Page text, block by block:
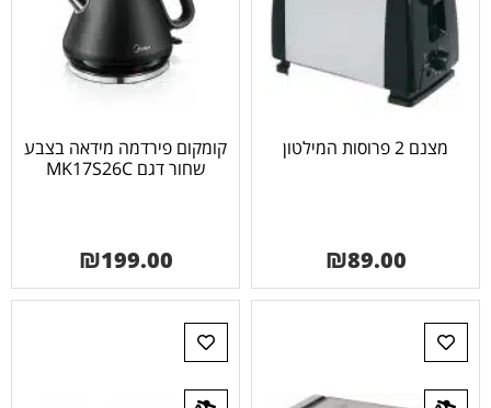
מצנם 2 פרוסות המילטון
₪89.00
קומקום פירדמה מידאה בצבע
שחור דגם MK17S26C
₪199.00